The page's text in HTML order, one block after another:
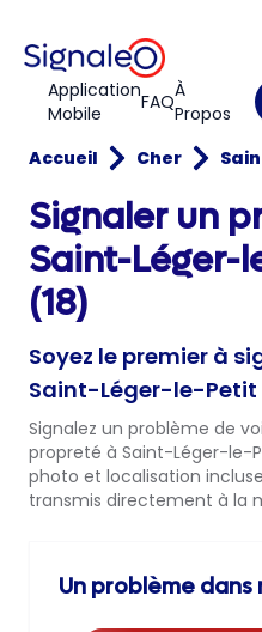
Application
Mobile
FAQÀ
Propos
Accueil Cher
Signaler un
Saint-Léger-
(18)
Soyez le premier à
Saint-Léger-le-Petit
Signalez un problème de
propreté à Saint-Léger-le-
photo et localisation
transmis directement à la
Un problème dans